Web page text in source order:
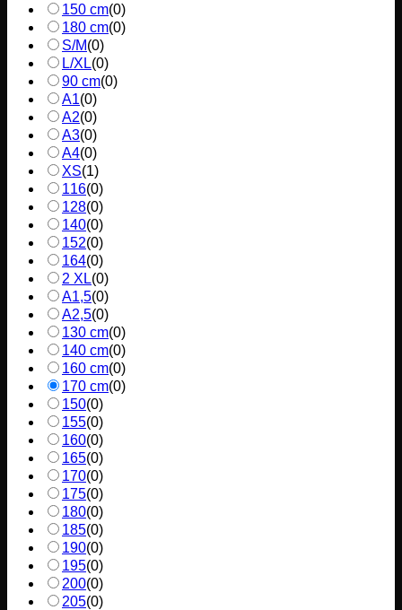
150 cm(0)
180 cm(0)
S/M(0)
L/XL(0)
90 cm(0)
A1(0)
A2(0)
A3(0)
A4(0)
XS(1)
116(0)
128(0)
140(0)
152(0)
164(0)
2 XL(0)
A1,5(0)
A2,5(0)
130 cm(0)
140 cm(0)
160 cm(0)
170 cm(0)
150(0)
155(0)
160(0)
165(0)
170(0)
175(0)
180(0)
185(0)
190(0)
195(0)
200(0)
205(0)